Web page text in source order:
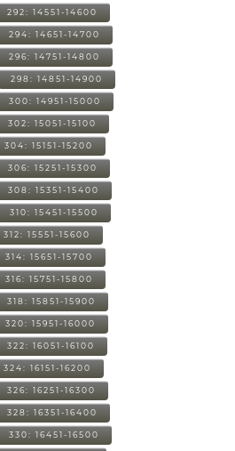
292: 14551-14600
294: 14651-14700
296: 14751-14800
298: 14851-14900
300: 14951-15000
302: 15051-15100
304: 15151-15200
306: 15251-15300
308: 15351-15400
310: 15451-15500
312: 15551-15600
314: 15651-15700
316: 15751-15800
318: 15851-15900
320: 15951-16000
322: 16051-16100
324: 16151-16200
326: 16251-16300
328: 16351-16400
330: 16451-16500